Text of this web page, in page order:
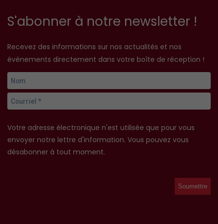
S'abonner à notre newsletter !
Recevez des informations sur nos actualités et nos
événements directement dans votre boîte de réception !
Votre adresse électronique n'est utilisée que pour vous
envoyer notre lettre d'information. Vous pouvez vous
désabonner à tout moment.